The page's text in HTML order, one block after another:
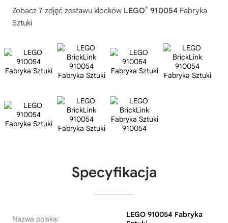
Zobacz 7 zdjęć zestawu klocków LEGO® 910054 Fabryka
Sztuki
Specyfikacja
Nazwa polska:
LEGO 910054 Fabryka